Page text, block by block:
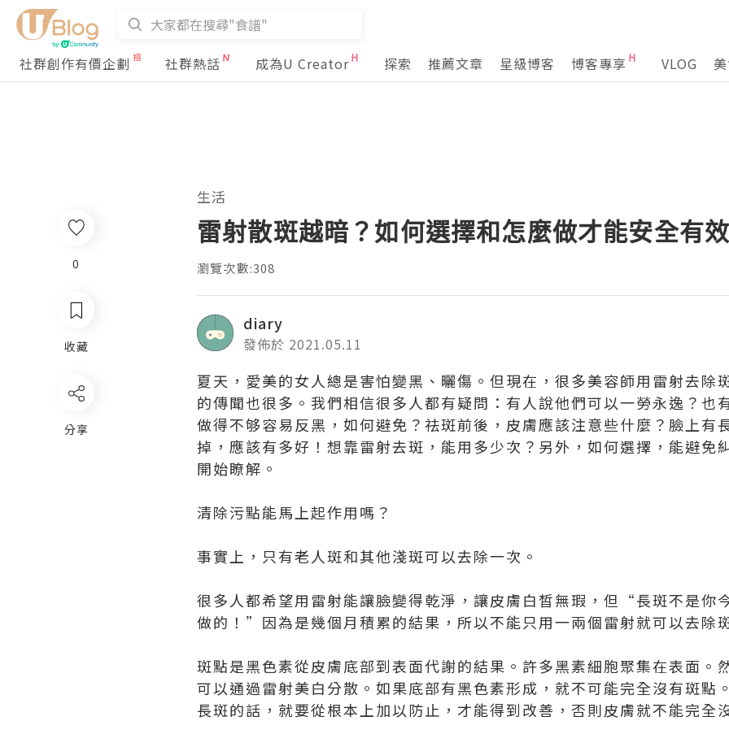
社群創作有價企劃 社群熱話 成為U Creator 探索 推薦文章 星級博客 博客專享 VLOG
生活
雷射散斑越暗？如何選擇和怎麼做才能安全有
瀏覽次數:308
diary
發佈於 2021.05.11
夏天，愛美的女人總是害怕變黑、曬傷。但現在，很多美容師用雷射去除
的傳聞也很多。我們相信很多人都有疑問：有人說他們可以一勞永逸？也
做得不够容易反黑，如何避免？祛斑前後，皮膚應該注意些什麼？臉上有
掉，應該有多好！想靠雷射去斑，能用多少次？另外，如何選擇，能避免
開始瞭解。
清除污點能馬上起作用嗎？
事實上，只有老人斑和其他淺斑可以去除一次。
很多人都希望用雷射能讓臉變得乾淨，讓皮膚白皙無瑕，但“長斑不是你
做的！”因為是幾個月積累的結果，所以不能只用一兩個雷射就可以去除
斑點是黑色素從皮膚底部到表面代謝的結果。許多黑素細胞聚集在表面。
可以通過雷射美白分散。如果底部有黑色素形成，就不可能完全沒有斑點
長斑的話，就要從根本上加以防止，才能得到改善，否則皮膚就不能完全
0
收藏
分享